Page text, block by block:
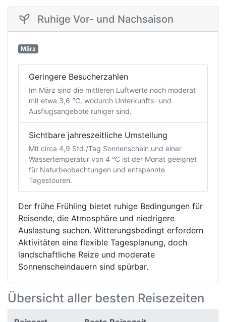
Ruhige Vor- und Nachsaison
März
Geringere Besucherzahlen
Im März sind die mittleren Luftwerte noch moderat
mit etwa 3,6 °C, wodurch Unterkunfts- und
Ausflugsangebote ruhiger sind.
Sichtbare jahreszeitliche Umstellung
Mit circa 4,9 Std./Tag Sonnenschein und einer
Wassertemperatur von 4 °C ist der Monat geeignet
für Naturbeobachtungen und entspannte
Tagestouren.
Der frühe Frühling bietet ruhige Bedingungen für
Reisende, die Atmosphäre und niedrigere
Auslastung suchen. Witterungsbedingt erfordern
Aktivitäten eine flexible Tagesplanung, doch
landschaftliche Reize und moderate
Sonnenscheindauern sind spürbar.
Übersicht aller besten Reisezeiten